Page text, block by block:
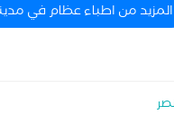
المزيد من اطباء عظام في